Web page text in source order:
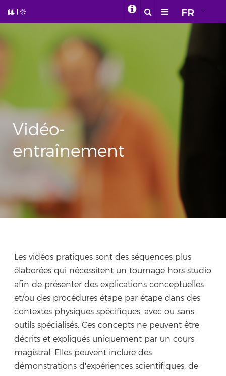
FR
Vidéo-
entraînement
Les vidéos pratiques sont des séquences plus
élaborées qui nécessitent un tournage hors studio
afin de présenter des explications conceptuelles
et/ou des procédures étape par étape dans des
contextes physiques spécifiques, avec ou sans
outils spécialisés. Ces concepts ne peuvent être
décrits et expliqués uniquement par un cours
magistral. Elles peuvent inclure des
démonstrations d'expériences scientifiques, de